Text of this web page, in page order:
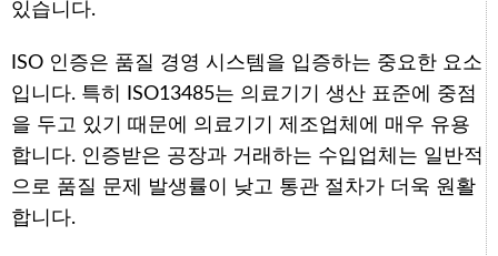
있습니다.
ISO 인증은 품질 경영 시스템을 입증하는 중요한 요소
입니다. 특히 ISO13485는 의료기기 생산 표준에 중점
을 두고 있기 때문에 의료기기 제조업체에 매우 유용
합니다. 인증받은 공장과 거래하는 수입업체는 일반적
으로 품질 문제 발생률이 낮고 통관 절차가 더욱 원활
합니다.